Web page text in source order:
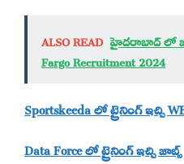
ALSO READ హైదరాబాద్ లో
Fargo Recruitment 2024
Sportskeeda లో ట్రైనింగ్ ఇచ్చి
Data Force లో ట్రైనింగ్ ఇచ్చి జాబ్స్